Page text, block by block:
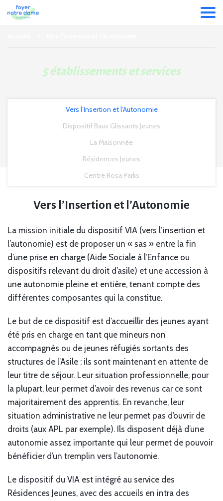
5 établissements et services
Vers l’Insertion et l’Autonomie
Dispositif Baux Glissants Jeunes
La Maisonnée
Résidences Jeunes
Centre Rosa Parks
Vers l’Insertion et l’Autonomie
La mission initiale du dispositif VIA (vers l’insertion et
l’autonomie) est de proposer un « sas » entre la fin
d’une prise en charge (Aide Sociale à l’Enfance ou
dispositifs relevant du droit d’asile) et une accession à
une autonomie pleine et entière, tenant compte des
différentes composantes qui la constitue.
Le but de ce dispositif est d’accueillir des jeunes ayant
été pris en charge en tant que mineurs non
accompagnés ou de jeunes réfugiés sortants des
structures de l’Asile : ils sont maintenant en attente de
leur titre de séjour. Leur situation professionnelle, pour
la plupart, leur permet d’avoir des revenus car ce sont
majoritairement des apprentis. En revanche, leur
situation administrative ne leur permet pas d’ouvrir de
droits (aux APL par exemple). Ils disposent déjà d’une
autonomie assez importante qui leur permet de pouvoir
bénéficier d’un tremplin vers l’autonomie.
Le dispositif du VIA est intégré au service des
Résidences Jeunes, avec des accueils en intra des